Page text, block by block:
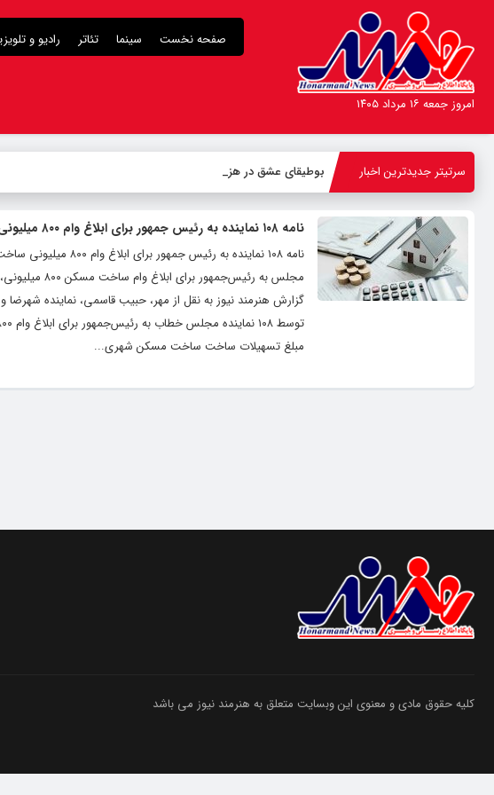
صفحه نخست سینما تئاتر رادیو و
امروز جمعه ۱۶ مرداد ۱۴۰۵
سرتیتر جدیدترین اخبار بوطیقای عشق در هزاره
نامه ۱۰۸ نماینده به رئیس جمهور برای ابلاغ وام ۸۰۰ میلیونی ساخت
مجلس به
گزارش هنرمند نیوز به نقل از مهر، حبیب قاسمی، نماینده
مبلغ تسهیلات ساخت ساخت مسکن شهری...
کلیه حقوق مادی و معنوی این وبسایت متعلق به هنرمند نیوز می باشد